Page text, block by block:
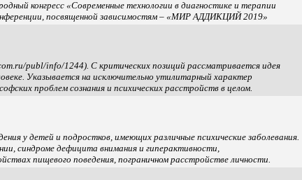
конгресс «Современные технологии в диагностике и терапии
посвященной зависимостям – «МИР АДДИКЦИЙ 2019»
publ/info/1244). С критических позиций рассматривается идея
Указывается на исключительно утилитарный характер
проблем сознания и психических расстройств в целом.
у детей и подростков, имеющих различные психические заболевания.
синдроме дефицита внимания и гиперактивности,
пищевого поведения, пограничном расстройстве личности.